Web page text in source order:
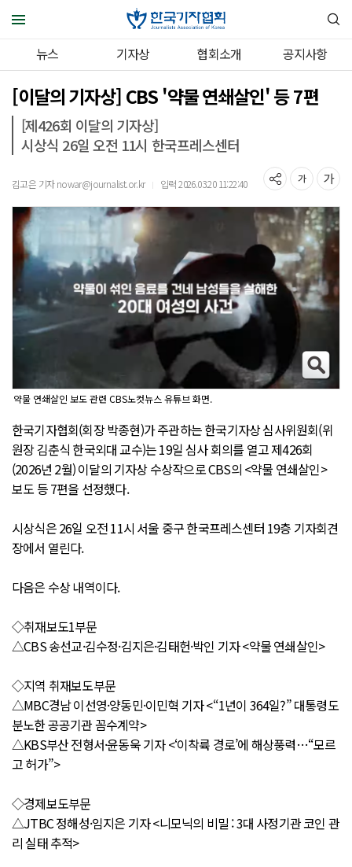
뉴스 기자상 협회소개 공지사항
[이달의 기자상] CBS '약물 연쇄살인' 등 7편
[제426회 이달의 기자상]
시상식 26일 오전 11시 한국프레스센터
김고은 기자 nowar@journalist.or.kr ｜ 입력 2026.03.20 11:22:40
약물 연쇄살인 보도 관련 CBS노컷뉴스 유튜브 화면.
한국기자협회(회장 박종현)가 주관하는 한국기자상 심사위원회(위
원장 김춘식 한국외대 교수)는 19일 심사 회의를 열고 제426회
(2026년 2월) 이달의 기자상 수상작으로 CBS의 <약물 연쇄살인>
보도 등 7편을 선정했다.
시상식은 26일 오전 11시 서울 중구 한국프레스센터 19층 기자회견
장에서 열린다.
다음은 수상 내역이다.
◇취재보도1부문
△CBS 송선교·김수정·김지은·김태헌·박인 기자 <약물 연쇄살인>
◇지역 취재보도부문
△MBC경남 이선영·양동민·이민혁 기자 <“1년이 364일?” 대통령도
분노한 공공기관 꼼수계약>
△KBS부산 전형서·윤동욱 기자 <‘이착륙 경로’에 해상풍력…“모르
고 허가”>
◇경제보도부문
△JTBC 정해성·임지은 기자 <니모닉의 비밀 : 3대 사정기관 코인 관
리 실태 추적>